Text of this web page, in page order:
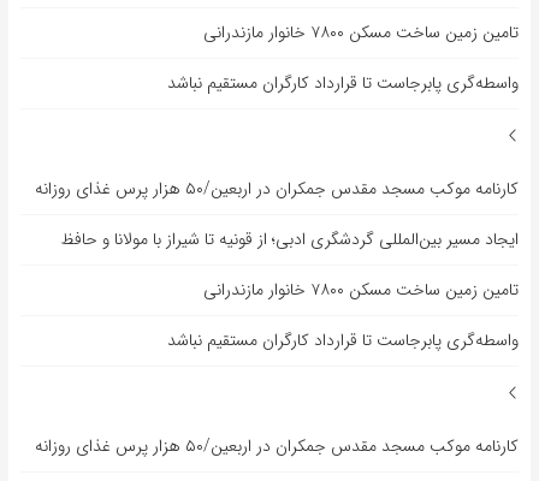
تامین زمین ساخت مسکن ۷۸۰۰ خانوار مازندرانی
واسطه‌گری پابرجاست تا قرارداد کارگران مستقیم نباشد
کارنامه موکب مسجد مقدس جمکران در اربعین/۵۰ هزار پرس غذای روزانه
ایجاد مسیر بین‌المللی گردشگری ادبی؛ از قونیه تا شیراز با مولانا و حافظ
تامین زمین ساخت مسکن ۷۸۰۰ خانوار مازندرانی
واسطه‌گری پابرجاست تا قرارداد کارگران مستقیم نباشد
کارنامه موکب مسجد مقدس جمکران در اربعین/۵۰ هزار پرس غذای روزانه